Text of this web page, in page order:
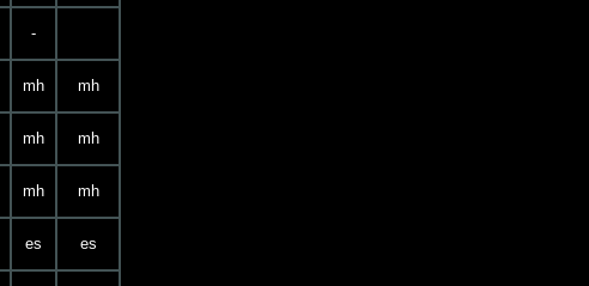
-
mh mh
mh mh
mh mh
es es